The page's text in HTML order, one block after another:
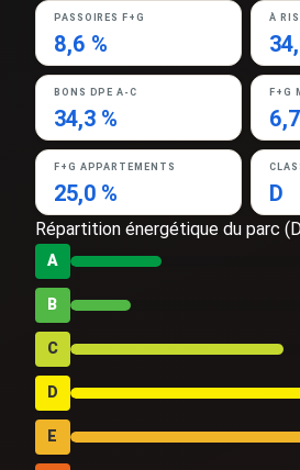
PASSOIRES F+G
8,6 %
À
BONS DPE A-C
34,3 %
F+G
F+G APPARTEMENTS
25,0 % D
Répartition énergétique du parc
A
B
C
D
E